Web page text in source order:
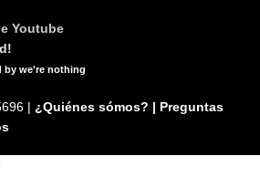
Youtube
by we're nothing
| ¿Quiénes sómos? | Preguntas